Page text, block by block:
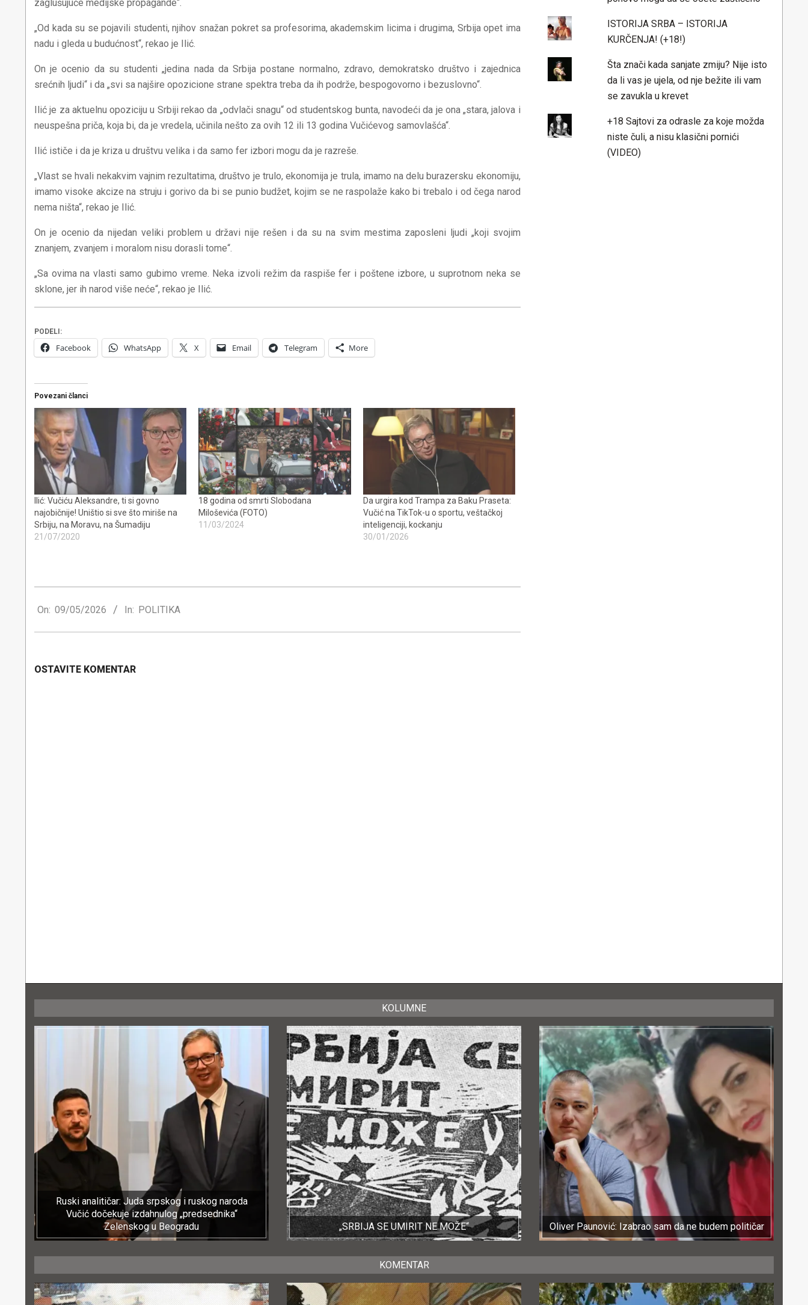
zaglušujuće medijske propagande“.
„Od kada su se pojavili studenti, njihov snažan pokret sa profesorima, akademskim licima i drugima, Srbija opet ima
nadu i gleda u budućnost“, rekao je Ilić.
On je ocenio da su studenti „jedina nada da Srbija postane normalno, zdravo, demokratsko društvo i zajednica
srećnih ljudi“ i da „svi sa najšire opozicione strane spektra treba da ih podrže, bespogovorno i bezuslovno“.
Ilić je za aktuelnu opoziciju u Srbiji rekao da „odvlači snagu“ od studentskog bunta, navodeći da je ona „stara, jalova i
neuspešna priča, koja bi, da je vredela, učinila nešto za ovih 12 ili 13 godina Vučićevog samovlašća“.
Ilić ističe i da je kriza u društvu velika i da samo fer izbori mogu da je razreše.
„Vlast se hvali nekakvim vajnim rezultatima, društvo je trulo, ekonomija je trula, imamo na delu burazersku ekonomiju,
imamo visoke akcize na struju i gorivo da bi se punio budžet, kojim se ne raspolaže kako bi trebalo i od čega narod
nema ništa“, rekao je Ilić.
On je ocenio da nijedan veliki problem u državi nije rešen i da su na svim mestima zaposleni ljudi „koji svojim
znanjem, zvanjem i moralom nisu dorasli tome“.
„Sa ovima na vlasti samo gubimo vreme. Neka izvoli režim da raspiše fer i poštene izbore, u suprotnom neka se
sklone, jer ih narod više neće“, rekao je Ilić.
PODELI:
Facebook WhatsApp X Email Telegram More
Povezani članci
Ilić: Vučiću Aleksandre, ti si govno
najobičnije! Uništio si sve što miriše na
Srbiju, na Moravu, na Šumadiju
21/07/2020
18 godina od smrti Slobodana
Miloševića (FOTO)
11/03/2024
Da urgira kod Trampa za Baku Praseta:
Vučić na TikTok-u o sportu, veštačkoj
inteligenciji, kockanju
30/01/2026
05-
On: 09/05/2026 In: POLITIKA
OSTAVITE KOMENTAR
ISTORIJA SRBA – ISTORIJA
KURČENJA! (+18!)
Šta znači kada sanjate zmiju? Nije isto
da li vas je ujela, od nje bežite ili vam
se zavukla u krevet
+18 Sajtovi za odrasle za koje možda
niste čuli, a nisu klasični pornići
(VIDEO)
KOLUMNE
Ruski analitičar: Juda srpskog i ruskog naroda
Vučić dočekuje izdahnulog „predsednika“
Zelenskog u Beogradu
„SRBIJA SE UMIRIT NE MOŽE“ Oliver Paunović: Izabrao sam da ne budem političar
KOMENTAR